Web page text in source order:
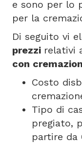
e sono per lo
per la
Di seguito vi
prezzi relativi
con
Costo
Tipo di
pregiato,
partire da